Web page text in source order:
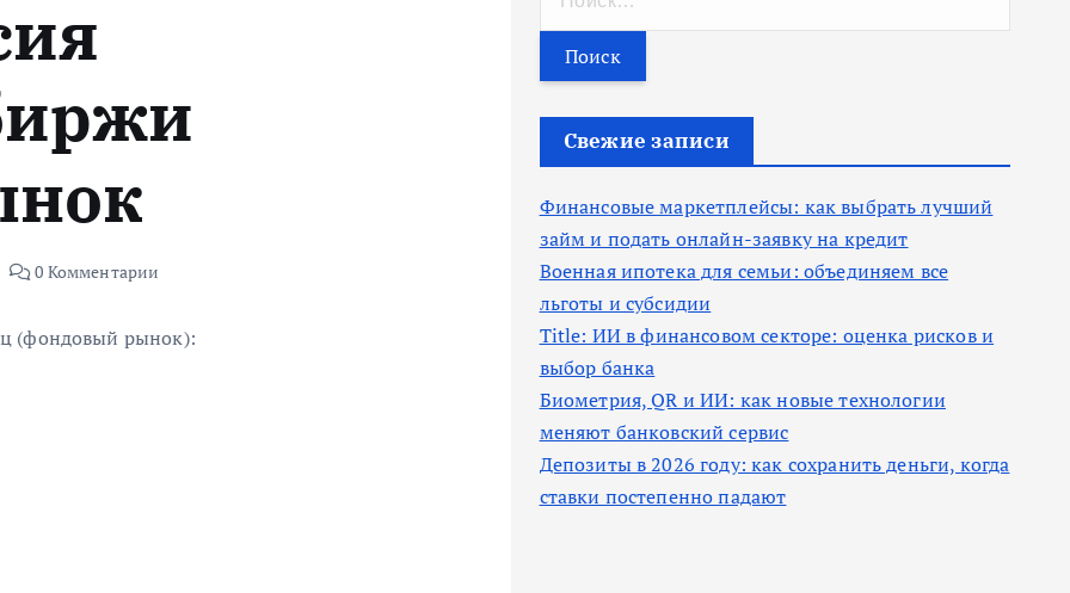
0 Комментарии
(фондовый рынок):
т
и
Свежие записи
Финансовые маркетплейсы: как выбрать лучший
займ и подать онлайн-заявку на кредит
Военная ипотека для семьи: объединяем все
льготы и субсидии
Title: ИИ в финансовом секторе: оценка рисков и
выбор банка
Биометрия, QR и ИИ: как новые технологии
меняют банковский сервис
Депозиты в 2026 году: как сохранить деньги, когда
ставки постепенно падают